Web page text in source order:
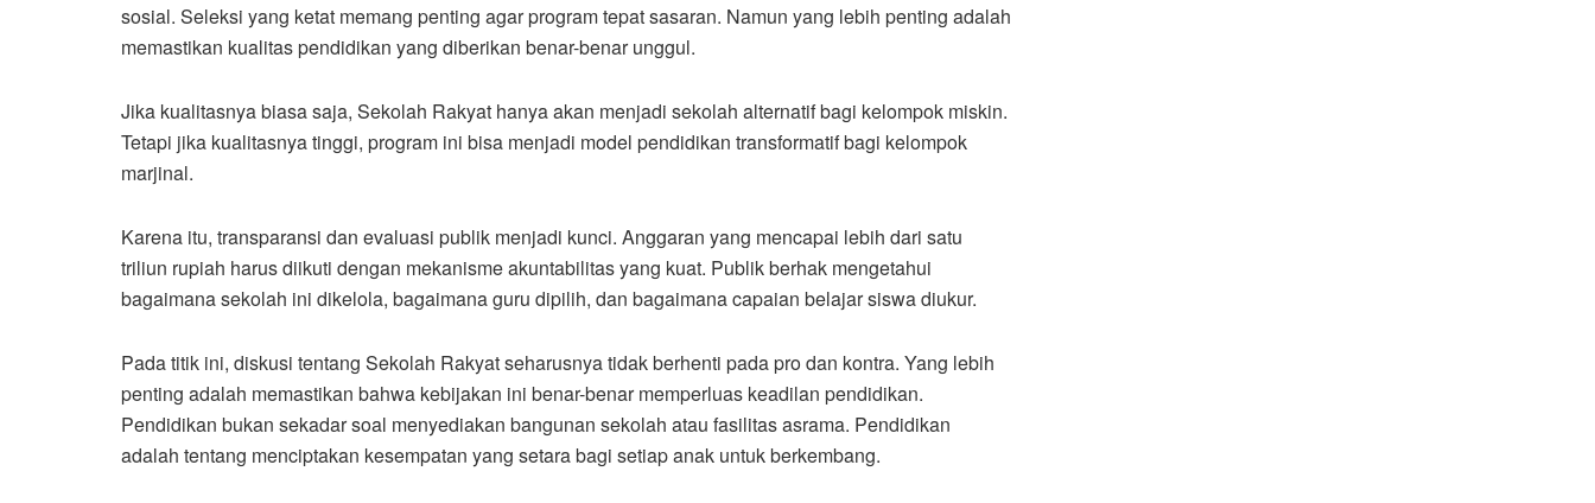
sosial. Seleksi yang ketat memang penting agar program tepat sasaran. Namun yang lebih penting adalah
memastikan kualitas pendidikan yang diberikan benar-benar unggul.
Jika kualitasnya biasa saja, Sekolah Rakyat hanya akan menjadi sekolah alternatif bagi kelompok miskin.
Tetapi jika kualitasnya tinggi, program ini bisa menjadi model pendidikan transformatif bagi kelompok
marjinal.
Karena itu, transparansi dan evaluasi publik menjadi kunci. Anggaran yang mencapai lebih dari satu
triliun rupiah harus diikuti dengan mekanisme akuntabilitas yang kuat. Publik berhak mengetahui
bagaimana sekolah ini dikelola, bagaimana guru dipilih, dan bagaimana capaian belajar siswa diukur.
Pada titik ini, diskusi tentang Sekolah Rakyat seharusnya tidak berhenti pada pro dan kontra. Yang lebih
penting adalah memastikan bahwa kebijakan ini benar-benar memperluas keadilan pendidikan.
Pendidikan bukan sekadar soal menyediakan bangunan sekolah atau fasilitas asrama. Pendidikan
adalah tentang menciptakan kesempatan yang setara bagi setiap anak untuk berkembang.